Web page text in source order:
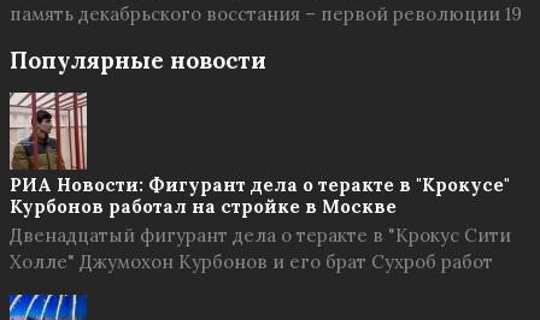
память декабрьского восстания – первой революции 19
Популярные новости
РИА Новости: Фигурант дела о теракте в "Крокусе"
Курбонов работал на стройке в Москве
Двенадцатый фигурант дела о теракте в "Крокус Сити
Холле" Джумохон Курбонов и его брат Сухроб работ